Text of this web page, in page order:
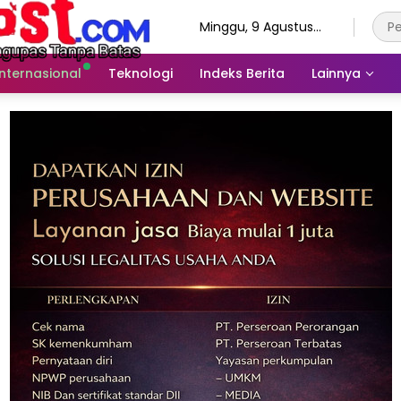
Minggu, 9 Agustus
Teknologi Indeks Berita Lainnya